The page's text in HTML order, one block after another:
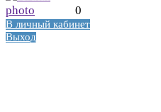
0
В личный кабинет
Выход